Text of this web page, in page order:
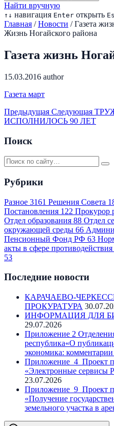
Найти вручную
↑ ↓ навигация Enter открыть
Главная / Новости / Газета
Жизнь Ногайского района
Газета жизнь
15.03.2016 author
Газета март
Предыдущая Следующая
ИСПОЛНИЛОСЬ 90 ЛЕТ
Поиск
Рубрики
Разное 3161 Решения Совета
Постановления 122 Прокурор
Отдел образования 88 Отдел
окружающей среды 66
Пенсионный Фонд РФ 63
акты в сфере
53
Последние новости
КАРАЧАЕВО-
ПРОКУРАТУРА
ИНФОРМАЦИЯ ДЛЯ
29.07.2026
Приложение 2
республика«О
экономика:
Приложение_4_Проект
«Электронные сервисы
23.07.2026
Приложение_9_Проект
«Получение
земельного участка в